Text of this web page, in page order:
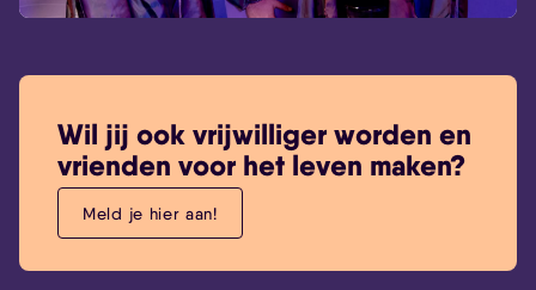
Wil jij ook vrijwilliger worden en
vrienden voor het leven maken?
Meld je hier aan!